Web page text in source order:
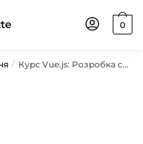
0
/ Курс Vue.js: Розробка сучасних SPA-додатків з нуля